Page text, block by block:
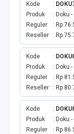
TAGIHAN
TAGIHAN
ANGSURAN
KARTU
TAGIHAN PBB
E-WALLET
Kode
Produk
Doku
Reguler
Rp
Reseller
Rp
Kode
Produk
Doku
Reguler
Rp
Reseller
Rp
Kode
Produk
Doku
Reguler
Rp